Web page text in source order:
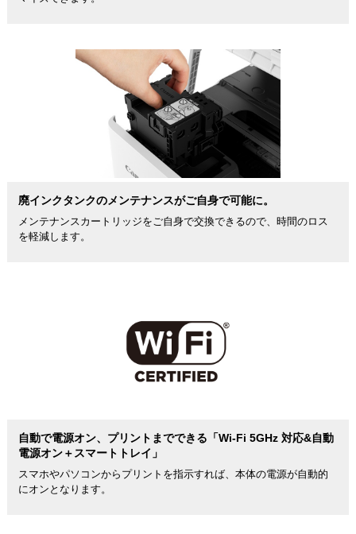
廃インクタンクのメンテナンスがご自身で可能に。
メンテナンスカートリッジをご自身で交換できるので、時間のロス
を軽減します。
自動で電源オン、プリントまでできる「Wi-Fi 5GHz 対応&自動
電源オン＋スマートトレイ」
スマホやパソコンからプリントを指示すれば、本体の電源が自動的
にオンとなります。